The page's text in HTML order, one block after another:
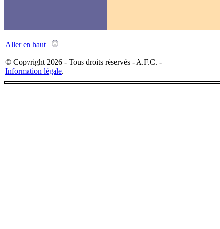
Aller en haut
© Copyright 2026 - Tous droits réservés - A.F.C. -
Information légale.